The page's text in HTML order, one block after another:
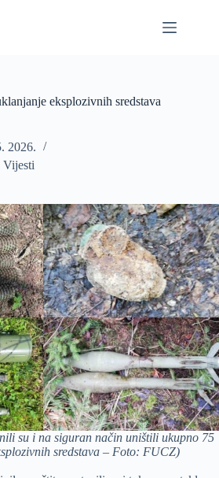
eksplozivnih sredstava
2026.
Vijesti
su i na siguran način uništili ukupno 75
sredstava – Foto: FUCZ)